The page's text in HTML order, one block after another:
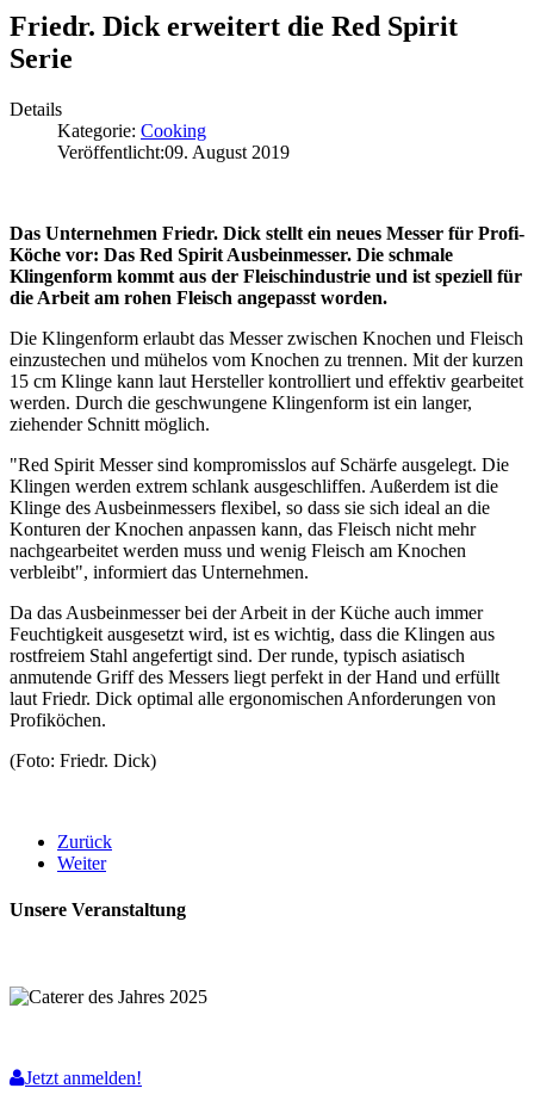
Friedr. Dick erweitert die Red Spirit
Serie
Details
Kategorie: Cooking
Veröffentlicht:09. August 2019
Das Unternehmen Friedr. Dick stellt ein neues Messer für Profi-
Köche vor: Das Red Spirit Ausbeinmesser. Die schmale
Klingenform kommt aus der Fleischindustrie und ist speziell für
die Arbeit am rohen Fleisch angepasst worden.
Die Klingenform erlaubt das Messer zwischen Knochen und Fleisch
einzustechen und mühelos vom Knochen zu trennen. Mit der kurzen
15 cm Klinge kann laut Hersteller kontrolliert und effektiv gearbeitet
werden. Durch die geschwungene Klingenform ist ein langer,
ziehender Schnitt möglich.
"Red Spirit Messer sind kompromisslos auf Schärfe ausgelegt. Die
Klingen werden extrem schlank ausgeschliffen. Außerdem ist die
Klinge des Ausbeinmessers flexibel, so dass sie sich ideal an die
Konturen der Knochen anpassen kann, das Fleisch nicht mehr
nachgearbeitet werden muss und wenig Fleisch am Knochen
verbleibt", informiert das Unternehmen.
Da das Ausbeinmesser bei der Arbeit in der Küche auch immer
Feuchtigkeit ausgesetzt wird, ist es wichtig, dass die Klingen aus
rostfreiem Stahl angefertigt sind. Der runde, typisch asiatisch
anmutende Griff des Messers liegt perfekt in der Hand und erfüllt
laut Friedr. Dick optimal alle ergonomischen Anforderungen von
Profiköchen.
(Foto: Friedr. Dick)
Zurück
Weiter
Unsere Veranstaltung
Jetzt anmelden!